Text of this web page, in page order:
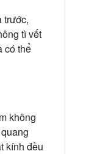
trước,
tì vết
có thể
không
kính đều